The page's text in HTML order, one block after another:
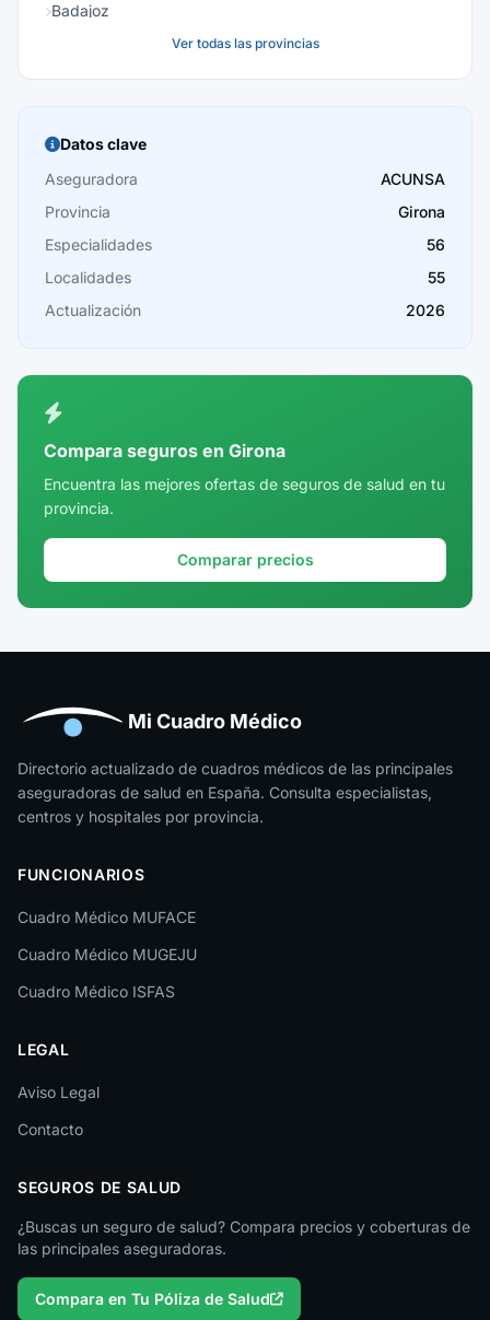
Badajoz
Burgos
Cáceres
Cádiz
Cantabria
Castellón
Córdoba
Cuenca
Girona
Huesca
Jaén
La Rioja
León
Lleida
Lugo
Málaga
Melilla
Murcia
Palencia
Pontevedra
Ver todas las provincias
Datos clave
Aseguradora
ACUNSA
Provincia
Girona
Especialidades
56
Localidades
55
Actualización
2026
Compara seguros en Girona
Encuentra las mejores ofertas de seguros de salud en tu
provincia.
Comparar precios
Mi Cuadro Médico
Directorio actualizado de cuadros médicos de las principales
aseguradoras de salud en España. Consulta especialistas,
centros y hospitales por provincia.
FUNCIONARIOS
Cuadro Médico MUFACE
Cuadro Médico MUGEJU
Cuadro Médico ISFAS
LEGAL
Aviso Legal
Contacto
SEGUROS DE SALUD
¿Buscas un seguro de salud? Compara precios y coberturas de
las principales aseguradoras.
Compara en Tu Póliza de Salud